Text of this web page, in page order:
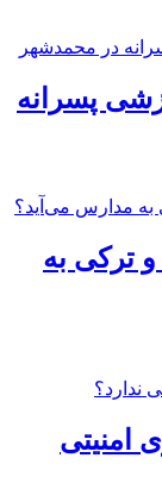
پسرانه
ترکی به
امنیتی